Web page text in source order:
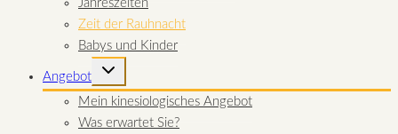
Jahreszeiten
Zeit der Rauhnacht
Babys und Kinder
Angebot
UNTERMENÜ
Mein kinesiologisches Angebot
Was erwartet Sie?